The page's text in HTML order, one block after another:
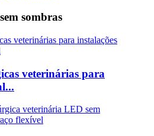
sombras
veterinárias para